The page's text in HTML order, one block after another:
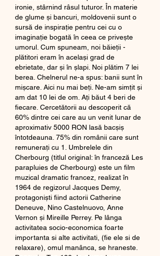
ironie, stârnind râsul tuturor. În materie
de glume și bancuri, moldovenii sunt o
sursă de inspirație pentru cei cu o
imaginație bogată în ceea ce privește
umorul. Cum spuneam, noi băieții -
plătitori eram în același grad de
ebrietate, dar și în șlapi. Noi plătim 7 lei
berea. Chelnerul ne-a spus: banii sunt în
mișcare. Aici nu mai beți. Ne-am simțit și
am dat 10 lei de om. Ați băut 4 beri de
fiecare. Cercetătorii au descoperit că
60% dintre cei care au un venit lunar de
aproximativ 5000 RON lasă bacșiș
întotdeauna. 75% din românii care sunt
remunerați cu 1. Umbrelele din
Cherbourg (titlul original: în franceză Les
parapluies de Cherbourg) este un film
muzical dramatic francez, realizat în
1964 de regizorul Jacques Demy,
protagoniști fiind actorii Catherine
Deneuve, Nino Castelnuovo, Anne
Vernon și Mireille Perrey. Pe lânga
activitatea socio-economica foarte
importanta si alte activitati, (fie ele si de
relaxare), omul manânca, se hraneste.